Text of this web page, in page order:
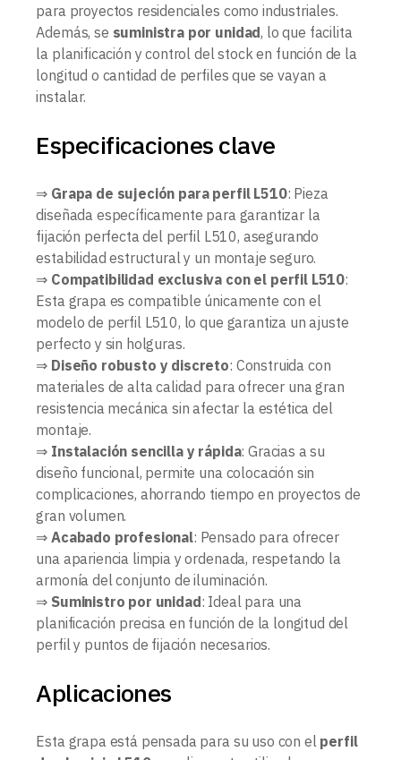
para proyectos residenciales como industriales.
Además, se suministra por unidad, lo que facilita
la planificación y control del stock en función de la
longitud o cantidad de perfiles que se vayan a
instalar.
Especificaciones clave
⇒ Grapa de sujeción para perfil L510: Pieza
diseñada específicamente para garantizar la
fijación perfecta del perfil L510, asegurando
estabilidad estructural y un montaje seguro.
⇒ Compatibilidad exclusiva con el perfil L510:
Esta grapa es compatible únicamente con el
modelo de perfil L510, lo que garantiza un ajuste
perfecto y sin holguras.
⇒ Diseño robusto y discreto: Construida con
materiales de alta calidad para ofrecer una gran
resistencia mecánica sin afectar la estética del
montaje.
⇒ Instalación sencilla y rápida: Gracias a su
diseño funcional, permite una colocación sin
complicaciones, ahorrando tiempo en proyectos de
gran volumen.
⇒ Acabado profesional: Pensado para ofrecer
una apariencia limpia y ordenada, respetando la
armonía del conjunto de iluminación.
⇒ Suministro por unidad: Ideal para una
planificación precisa en función de la longitud del
perfil y puntos de fijación necesarios.
Aplicaciones
Esta grapa está pensada para su uso con el perfil